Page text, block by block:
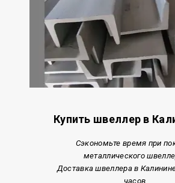
Купить швеллер в
Сэкономьте время при
металлического
Доставка швеллера в
часов